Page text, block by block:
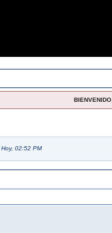
Hoy, 02:52 PM